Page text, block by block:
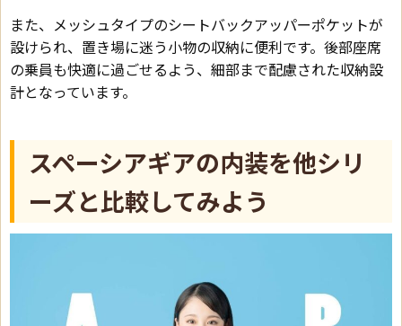
また、メッシュタイプのシートバックアッパーポケットが
設けられ、置き場に迷う小物の収納に便利です。後部座席
の乗員も快適に過ごせるよう、細部まで配慮された収納設
計となっています。
スペーシアギアの内装を他シリ
ーズと比較してみよう